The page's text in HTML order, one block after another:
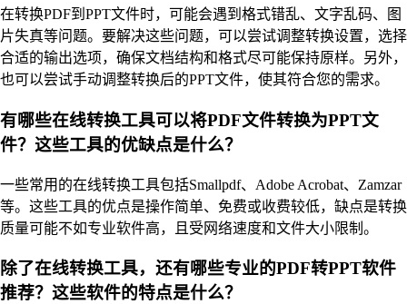
在转换PDF到PPT文件时，可能会遇到格式错乱、文字乱码、图
片失真等问题。要解决这些问题，可以尝试调整转换设置，选择
合适的输出选项，确保文档结构和格式尽可能保持原样。另外，
也可以尝试手动调整转换后的PPT文件，使其符合您的需求。
有哪些在线转换工具可以将PDF文件转换为PPT文
件？这些工具的优缺点是什么？
一些常用的在线转换工具包括Smallpdf、Adobe Acrobat、Zamzar
等。这些工具的优点是操作简单、免费或收费较低，缺点是转换
质量可能不如专业软件高，且受网络速度和文件大小限制。
除了在线转换工具，还有哪些专业的PDF转PPT软件
推荐？这些软件的特点是什么？